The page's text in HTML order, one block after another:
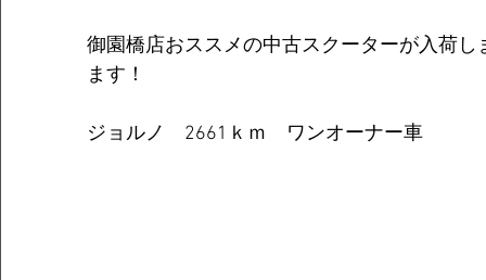
御園橋店おススメの中古スクーターが入荷
ます！
ジョルノ　2661ｋｍ　ワンオーナー車